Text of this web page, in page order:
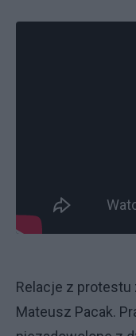
Relacje z protestu
Mateusz Pacak.